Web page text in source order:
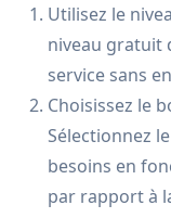
Utilisez le
niveau gratuit
service sans
Choisissez le
Sélectionnez
besoins en
par rapport à